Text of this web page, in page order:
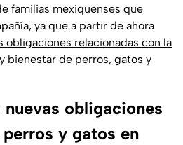
familias mexiquenses que
ya que a partir de ahora
obligaciones relacionadas con la
bienestar de perros, gatos y
nuevas obligaciones
y gatos en